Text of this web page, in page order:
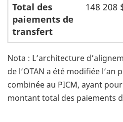
Total des
paiements de
transfert
148 208
Nota : L’architecture
de l’OTAN a été modifiée l’an
combinée au PICM, ayant
montant total des paiements